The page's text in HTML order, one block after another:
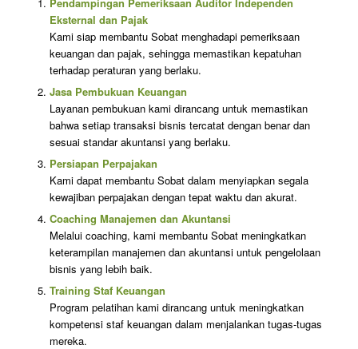
Eksternal dan Pajak
Kami siap membantu Sobat menghadapi pemeriksaan
keuangan dan pajak, sehingga memastikan kepatuhan
terhadap peraturan yang berlaku.
Jasa Pembukuan Keuangan
Layanan pembukuan kami dirancang untuk memastikan
bahwa setiap transaksi bisnis tercatat dengan benar dan
sesuai standar akuntansi yang berlaku.
Persiapan Perpajakan
Kami dapat membantu Sobat dalam menyiapkan segala
kewajiban perpajakan dengan tepat waktu dan akurat.
Coaching Manajemen dan Akuntansi
Melalui coaching, kami membantu Sobat meningkatkan
keterampilan manajemen dan akuntansi untuk pengelolaan
bisnis yang lebih baik.
Training Staf Keuangan
Program pelatihan kami dirancang untuk meningkatkan
kompetensi staf keuangan dalam menjalankan tugas-tugas
mereka.